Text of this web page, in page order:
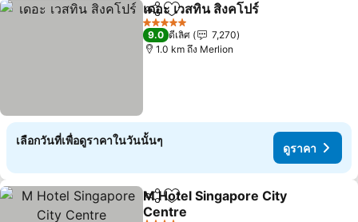
แชร์ เพิ่มในรายการโปรด
เดอะ เวสทิน สิงคโปร์
5 ดาว
9.0 ดีเลิศ
7,270
1.0 km ถึง Merlion
เลือกวันที่เพื่อดูราคาในวันนั้นๆ
ดูราคา
แชร์ เพิ่มในรายการโปรด
M Hotel Singapore City
Centre